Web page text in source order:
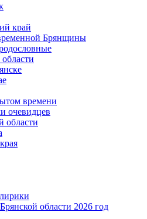
край
Брянщины
времени
очевидцев
области
области 2026 год